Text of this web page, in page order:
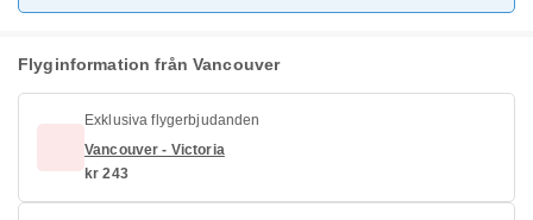
Flyginformation från Vancouver
Exklusiva flygerbjudanden
Vancouver - Victoria
kr 243